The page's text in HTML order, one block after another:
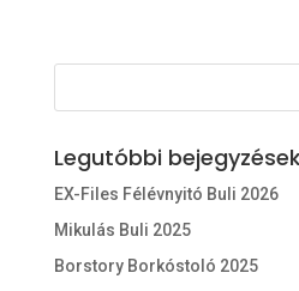
Legutóbbi
EX-Files Félévnyitó Buli 2026
Mikulás Buli 2025
Borstory Borkóstoló 2025